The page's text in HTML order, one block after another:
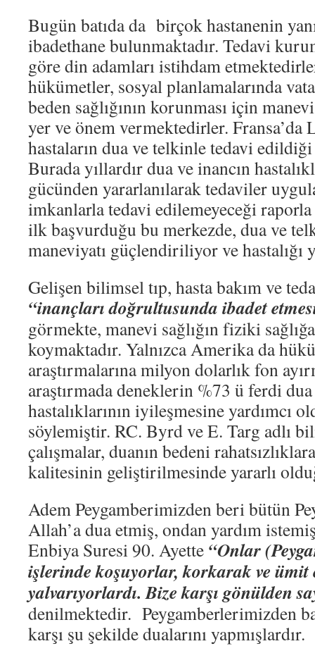
Bugün batıda da birçok hastanenin
ibadethane bulunmaktadır. Tedavi
göre din adamları istihdam
hükümetler, sosyal planlamalarında
beden sağlığının korunması için
yer ve önem vermektedirler. Fransa’da
hastaların dua ve telkinle tedavi
Burada yıllardır dua ve inancın
gücünden yararlanılarak tedaviler
imkanlarla tedavi edilemeyeceği
ilk başvurduğu bu merkezde, dua ve
maneviyatı güçlendiriliyor ve hastalığı
Gelişen bilimsel tıp, hasta bakım ve
“inançları doğrultusunda ibadet
görmekte, manevi sağlığın fiziki
koymaktadır. Yalnızca Amerika da
araştırmalarına milyon dolarlık fon
araştırmada deneklerin %73 ü ferdi
hastalıklarının iyileşmesine yardımcı
söylemiştir. RC. Byrd ve E. Targ adlı
çalışmalar, duanın bedeni
kalitesinin geliştirilmesinde yararlı
Adem Peygamberimizden beri bütün
Allah’a dua etmiş, ondan yardım
Enbiya Suresi 90. Ayette “Onlar
işlerinde koşuyorlar, korkarak ve ümit
yalvarıyorlardı. Bize karşı gönülden
denilmektedir. Peygamberlerimizden
karşı şu şekilde dualarını yapmışlardır.